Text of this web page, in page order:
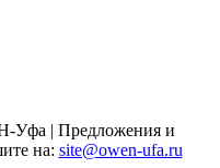
Уфа | Предложения и
на: site@owen-ufa.ru